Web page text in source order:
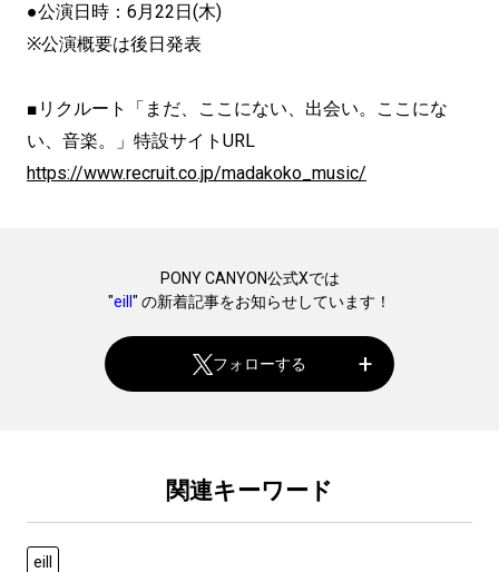
●公演日時：6月22日(木)
※公演概要は後日発表
■リクルート「まだ、ここにない、出会い。ここにな
い、音楽。」特設サイトURL
https://www.recruit.co.jp/madakoko_music/
PONY CANYON公式Xでは
"eill " の新着記事をお知らせしています！
フォローする
関連キーワード
eill